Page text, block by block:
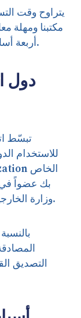
يتراوح وقت
مكتبنا ومهلة
أربعة أسابيع حسب موقعك وطريقة الشحن المختارة.
دول
تبسّط
للاستخدام
بك عضواً في
وزارة الخارجية الأمريكية هو المصادقة الوحيدة المطلوبة.
التصديق